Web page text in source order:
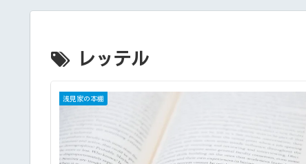
レッテル
浅見家の本棚